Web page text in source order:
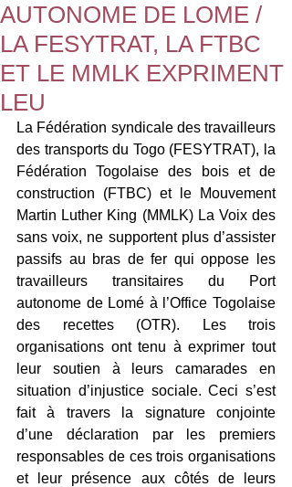
AUTONOME DE LOME /
LA FESYTRAT, LA FTBC
ET LE MMLK EXPRIMENT
LEU
La Fédération syndicale des travailleurs
des transports du Togo (FESYTRAT), la
Fédération Togolaise des bois et de
construction (FTBC) et le Mouvement
Martin Luther King (MMLK) La Voix des
sans voix, ne supportent plus d’assister
passifs au bras de fer qui oppose les
travailleurs transitaires du Port
autonome de Lomé à l’Office Togolaise
des recettes (OTR). Les trois
organisations ont tenu à exprimer tout
leur soutien à leurs camarades en
situation d’injustice sociale. Ceci s’est
fait à travers la signature conjointe
d’une déclaration par les premiers
responsables de ces trois organisations
et leur présence aux côtés de leurs